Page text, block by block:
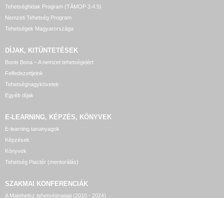
Tehetséghidak Program (TÁMOP 3.4.5)
Nemzeti Tehetség Program
Tehetségek Magyarországa
DÍJAK, KITÜNTETÉSEK
Bonis Bona – A nemzet tehetségeiért
Felfedezettjeink
Tehetségnagykövetek
Egyéb díjak
E-LEARNING, KÉPZÉS, KÖNYVEK
E-learning tananyagok
Képzések
Könyvek
Tehetség Piactér (mentorálás)
SZAKMAI KONFERENCIÁK
A Matehetsz tehetségnapjai (2010 - 2024)